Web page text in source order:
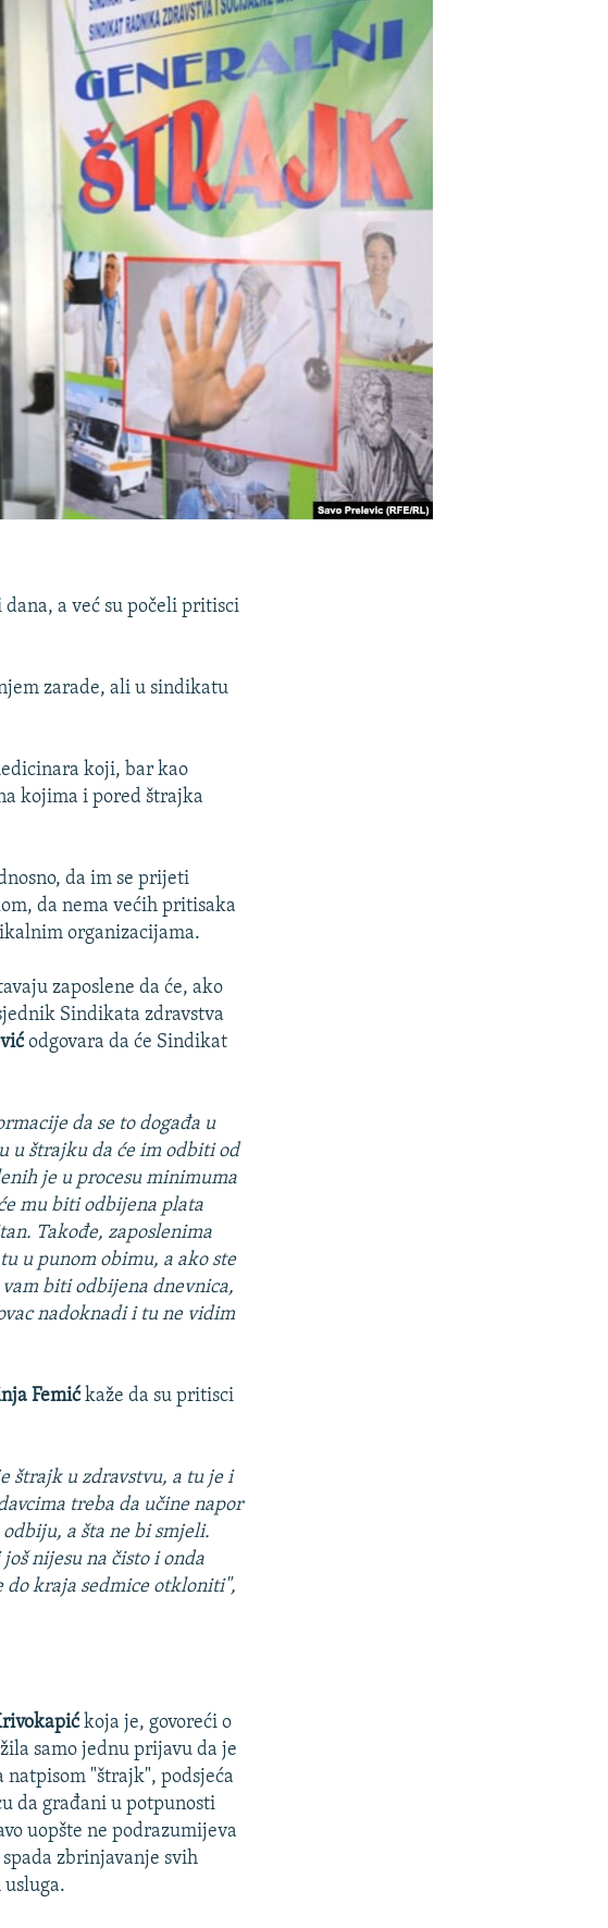
a već su počeli pritisci
zarade, ali u sindikatu
koji, bar kao
kojima i pored štrajka
da im se prijeti
da nema većih pritisaka
organizacijama.
zaposlene da će, ako
Sindikata zdravstva
odgovara da će Sindikat
da se to događa u
u štrajku da će im odbiti od
je u procesu minimuma
mu biti odbijena plata
Takođe, zaposlenima
u punom obimu, a ako ste
biti odbijena dnevnica,
nadoknadi i tu ne vidim
Femićkaže da su pritisci
štrajk u zdravstvu, a tu je i
treba da učine napor
a šta ne bi smjeli.
nijesu na čisto i onda
do kraja sedmice otkloniti",
koja je, govoreći o
samo jednu prijavu da je
natpisom "štrajk", podsjeća
da građani u potpunosti
uopšte ne podrazumijeva
zbrinjavanje svih